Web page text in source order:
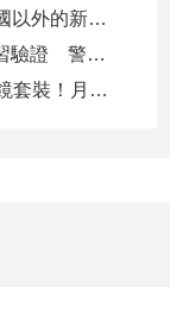
瑞士百達資產管理8月展望！偏好中國以外的新興市場 看好這些產業
8大銀行攜手完成AI防詐模型聯合學習驗證 警示帳戶準確度提升2倍
台灣大電信獨賣Even Realities AI眼鏡套裝！月付1399元 專案價3990